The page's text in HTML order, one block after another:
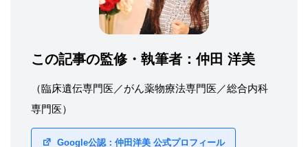
この記事の監修・執筆者：仲田 洋美
（臨床遺伝専門医／がん薬物療法専門医／総合内科
専門医）
Google公認：仲田洋美 公式プロフィール